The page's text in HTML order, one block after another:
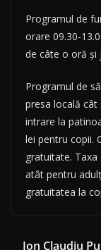
Programul de
orare 09.30-
de câte o oră şi
Programul de
presa locală cât
intrare la
lei pentru copii.
gratuitate. Taxa
atât pentru
gratuitatea la
Ion Claudiu